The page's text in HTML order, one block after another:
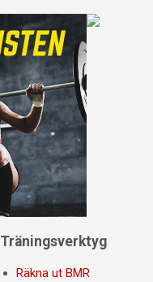
Träningsverktyg
Räkna ut BMR